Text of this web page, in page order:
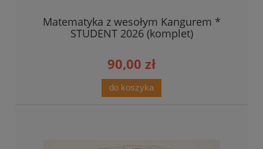
Matematyka z wesołym Kangurem *
STUDENT 2026 (komplet)
90,00 zł
do koszyka